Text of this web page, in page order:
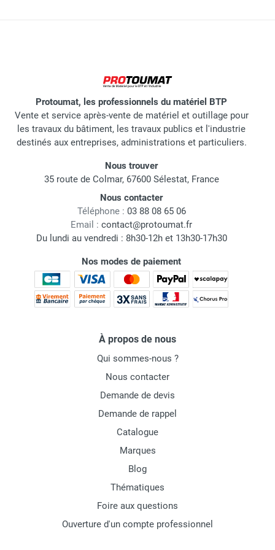
régulièrement les filtres d'entrée d'air pour garantir un
air propre et sec.
Flexible :Assurez-vous que le flexible d'air ne
présente aucune fissure, ce qui pourrait entraîner une
éléments de menuiserie au pinceau laisse
souvent des traces de reprise, tandis que les
pistolets classiques génèrent un brouillard de
peinture qui pollue l'environnement de travail.
projette un volume d'air chaud important à
faible pression, garantissant une
pulvérisation ultra-fine, sans brouillard
(overspray) et avec une finition tendue
parfaite.Découvrez notre sélection de stations
de peinture basse pression professionnelles,
compactes et puissantes, pour vos travaux de
laquage, vernissage et décoration de précision.
Pourquoi choisir une turbine basse
pression (HVLP) ?
Caractéristique
Turbine Basse
Pression
Station Airless
Finition
Ultra-précise
(laques,
Rapide (peintures
murales,
Très faible
(économie de
le séchage).
Équipez-vous pour une finition impeccable :Pour obtenir
Protoumat, les professionnels du matériel BTP
Vente et service après-vente de matériel et outillage pour
les travaux du bâtiment, les travaux publics et l'industrie
destinés aux entreprises, administrations et particuliers.
Nous trouver
35 route de Colmar, 67600 Sélestat, France
Nous contacter
Téléphone : 03 88 08 65 06
Email : contact@protoumat.fr
Du lundi au vendredi : 8h30-12h et 13h30-17h30
Nos modes de paiement
À propos de nous
Qui sommes-nous ?
Nous contacter
Demande de devis
Demande de rappel
Catalogue
Marques
Blog
Thématiques
Foire aux questions
Ouverture d'un compte professionnel